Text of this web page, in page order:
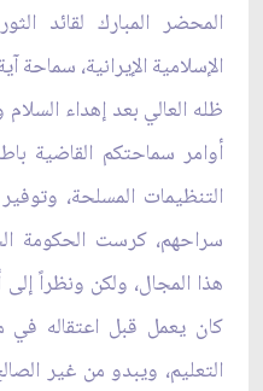
المحضر المبارك لقائد
الإسلامية الإيرانية، سماحة
ظله العالي بعد إهداء
أوامر سماحتكم القاضية
التنظيمات المسلحة،
سراحهم، كرست الحكومة
هذا المجال، ولكن ونظراً
كان يعمل قبل اعتقاله
التعليم، ويبدو من غير